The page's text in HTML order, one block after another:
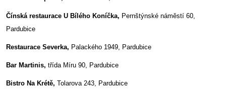
Čínská restaurace U Bílého Koníčka, Pernštýnské náměstí 60,
Pardubice
Restaurace Severka, Palackého 1949, Pardubice
Bar Martinis,třída Míru 90, Pardubice
Bistro Na Krétě,Tolarova 243, Pardubice